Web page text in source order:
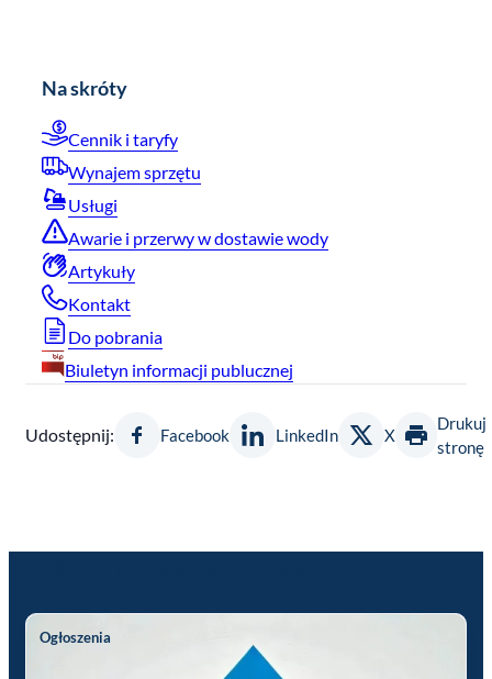
Na skróty
Cennik i taryfy
Wynajem sprzętu
Usługi
Awarie i przerwy w dostawie wody
Artykuły
Kontakt
Do pobrania
Biuletyn informacji publucznej
Udostępnij: Facebook LinkedIn X
Drukuj
stronę
Ogłoszenia